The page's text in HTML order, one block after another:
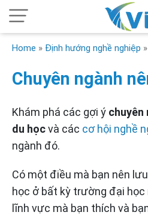
Home » Định hướng nghề nghiệp »
Chuyên ngành
Khám phá các gợi ý chuyên
du họcvà các cơ hội nghề
ngành đó.
Có một điều mà bạn nên
học ở bất kỳ trường đại học
lĩnh vực mà bạn thích và